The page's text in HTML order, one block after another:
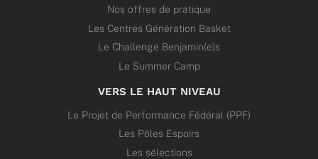
Nos offres de pratique
Les Centres Génération Basket
Le Challenge Benjamin(e)s
Le Summer Camp
VERS LE HAUT NIVEAU
Le Projet de Performance Fédéral (PPF)
Les Pôles Espoirs
Les sélections